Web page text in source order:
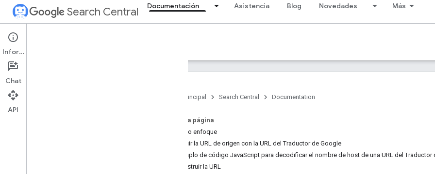
Search Central Documentación Asistencia Blog Novedades Más
Documentation
Fundamentos de SEO
Página principal Search Central Documentation
En esta página
Nuestro enfoque
Sustituir la URL de origen con la URL del Traductor de Google
Ejemplo de código JavaScript para decodificar el nombre de host de una URL del Traductor
Reconstruir la URL
Información
Chat
API